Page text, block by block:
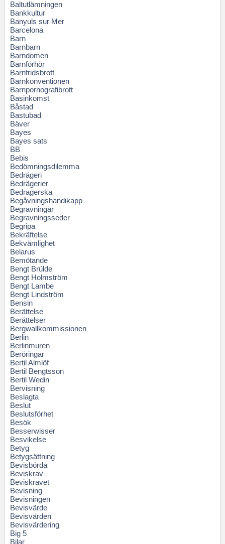
Baltutlämningen
Bankkultur
Banyuls sur Mer
Barcelona
Barn
Barnbarn
Barndomen
Barnförhör
Barnfridsbrott
Barnkonventionen
Barnpornografibrott
Basinkomst
Båstad
Bastubad
Bäver
Bayes
Bayes sats
BB
Bebis
Bedömningsdilemma
Bedrägeri
Bedrägerier
Bedragerska
Begåvningshandikapp
Begravningar
Begravningsseder
Begripa
Bekräftelse
Bekvämlighet
Belarus
Bemötande
Bengt Brülde
Bengt Holmström
Bengt Lambe
Bengt Lindström
Bensin
Berättelse
Berättelser
Bergwallkommissionen
Berlin
Berlinmuren
Beröringar
Bertil Almlöf
Bertil Bengtsson
Bertil Wedin
Bervisning
Beslagta
Beslut
Beslutsförhet
Besök
Besserwisser
Besvikelse
Betyg
Betygsättning
Bevisbörda
Beviskrav
Beviskravet
Bevisning
Bevisningen
Bevisvärde
Bevisvärden
Bevisvärdering
Big 5
Bilar